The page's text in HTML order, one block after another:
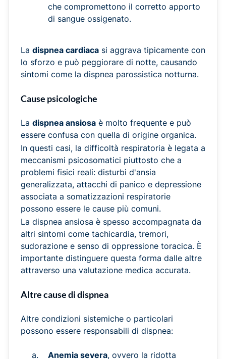
che compromettono il corretto apporto
di sangue ossigenato.
La dispnea cardiaca si aggrava tipicamente con
lo sforzo e può peggiorare di notte, causando
sintomi come la dispnea parossistica notturna.
Cause psicologiche
La dispnea ansiosa è molto frequente e può
essere confusa con quella di origine organica.
In questi casi, la difficoltà respiratoria è legata a
meccanismi psicosomatici piuttosto che a
problemi fisici reali: disturbi d'ansia
generalizzata, attacchi di panico e depressione
associata a somatizzazioni respiratorie
possono essere le cause più comuni.
La dispnea ansiosa è spesso accompagnata da
altri sintomi come tachicardia, tremori,
sudorazione e senso di oppressione toracica. È
importante distinguere questa forma dalle altre
attraverso una valutazione medica accurata.
Altre cause di dispnea
Altre condizioni sistemiche o particolari
possono essere responsabili di dispnea:
Anemia severa, ovvero la ridotta